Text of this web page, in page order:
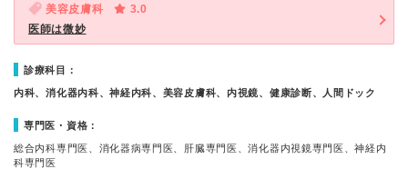
美容皮膚科
3.0
医師は微妙
診療科目：
内科、消化器内科、神経内科、美容皮膚科、内視鏡、健康診断、人間ドック
専門医・資格：
総合内科専門医、消化器病専門医、肝臓専門医、消化器内視鏡専門医、神経内
科専門医